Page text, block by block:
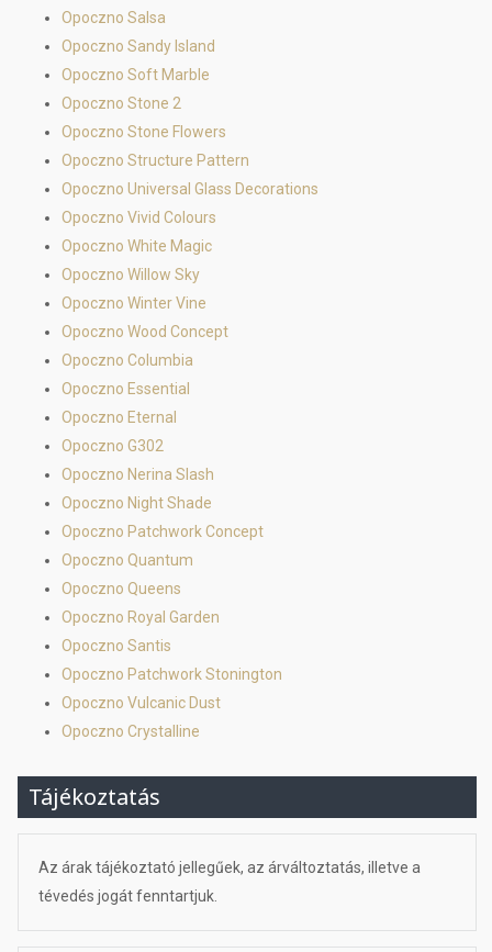
Opoczno Salsa
Opoczno Sandy Island
Opoczno Soft Marble
Opoczno Stone 2
Opoczno Stone Flowers
Opoczno Structure Pattern
Opoczno Universal Glass Decorations
Opoczno Vivid Colours
Opoczno White Magic
Opoczno Willow Sky
Opoczno Winter Vine
Opoczno Wood Concept
Opoczno Columbia
Opoczno Essential
Opoczno Eternal
Opoczno G302
Opoczno Nerina Slash
Opoczno Night Shade
Opoczno Patchwork Concept
Opoczno Quantum
Opoczno Queens
Opoczno Royal Garden
Opoczno Santis
Opoczno Patchwork Stonington
Opoczno Vulcanic Dust
Opoczno Crystalline
Tájékoztatás
Az árak tájékoztató jellegűek, az árváltoztatás, illetve a
tévedés jogát fenntartjuk.